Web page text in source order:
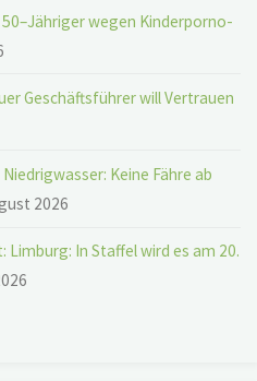
wegen Kinderporno-
Geschäftsführer will Vertrauen
Keine Fähre ab
2026
Limburg: In Staffel wird es am 20.